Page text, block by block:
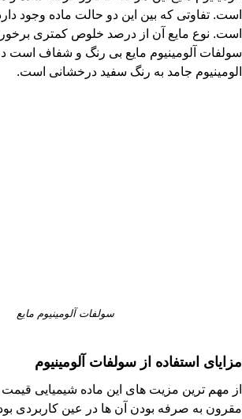
است. تفاوتی که بین این دو حالت ماده وجود
است. نوع مایع آن از درصد خلوص کمتری
سولفات آلومینیوم مایع بی رنگ و شفاف است
الومینیوم جامد به رنگ سفید درخشانی است.
سولفات آلومینیوم مایع
مزایای استفاده از سولفات آلومینیوم
از مهم ترین مزیت های این ماده شیمیایی
مقرون به صرفه بودن آن ها در عین کاربردی